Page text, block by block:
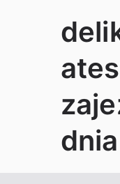
dnia